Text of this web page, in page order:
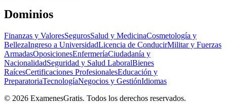
Dominios
Finanzas y ValoresSegurosSalud y MedicinaCosmetología y
BellezaIngreso a UniversidadLicencia de ConducirMilitar y Fuerzas
ArmadasOposicionesEnfermeríaCiudadanía y
NacionalidadSeguridad y Salud LaboralBienes
RaícesCertificaciones ProfesionalesEducación y
PreparatoriaTecnologíaNegocios y GestiónIdiomas
© 2026 ExamenesGratis. Todos los derechos reservados.